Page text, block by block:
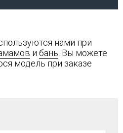
нами при
и бань . Вы можете
модель при заказе